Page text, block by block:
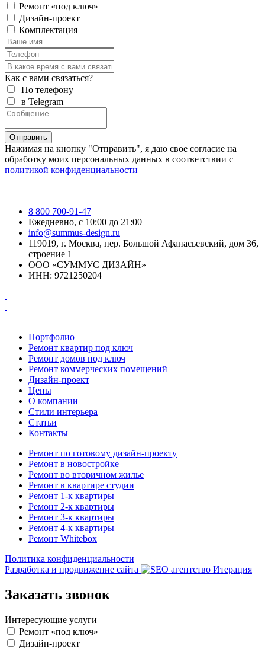
Ремонт «под ключ»
Дизайн-проект
Комплектация
Как с вами связаться?
По телефону
в Telegram
Отправить
Нажимая на кнопку "Отправить", я даю свое согласие на
обработку моих персональных данных в соответствии с
политикой конфиденциальности
8 800 700-91-47
Ежедневно, с 10:00 до 21:00
info@summus-design.ru
119019, г. Москва, пер. Большой Афанасьевский, дом 36,
строение 1
ООО «СУММУС ДИЗАЙН»
ИНН: 9721250204
Портфолио
Ремонт квартир под ключ
Ремонт домов под ключ
Ремонт коммерческих помещений
Дизайн-проект
Цены
О компании
Стили интерьера
Статьи
Контакты
Ремонт по готовому дизайн-проекту
Ремонт в новостройке
Ремонт во вторичном жилье
Ремонт в квартире студии
Ремонт 1-к квартиры
Ремонт 2-к квартиры
Ремонт 3-к квартиры
Ремонт 4-к квартиры
Ремонт Whitebox
Политика конфиденциальности
Разработка и продвижение сайта
Заказать звонок
Интересующие услуги
Ремонт «под ключ»
Дизайн-проект